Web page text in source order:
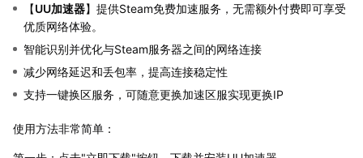
【UU加速器】提供Steam免费加速服务，无需额外付费即可享受
优质网络体验。
智能识别并优化与Steam服务器之间的网络连接
减少网络延迟和丢包率，提高连接稳定性
支持一键换区服务，可随意更换加速区服实现更换IP
使用方法非常简单：